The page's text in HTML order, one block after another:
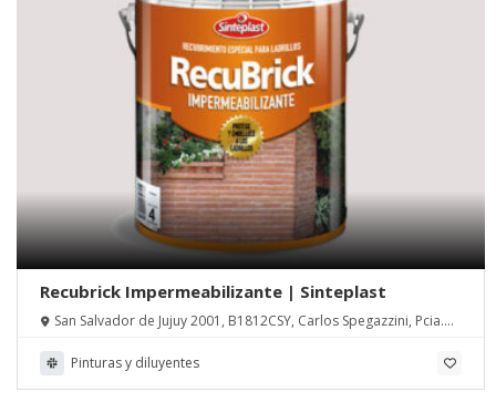
Recubrick Impermeabilizante | Sinteplast
San Salvador de Jujuy 2001, B1812CSY, Carlos Spegazzini, Pcia.
Pinturas y diluyentes